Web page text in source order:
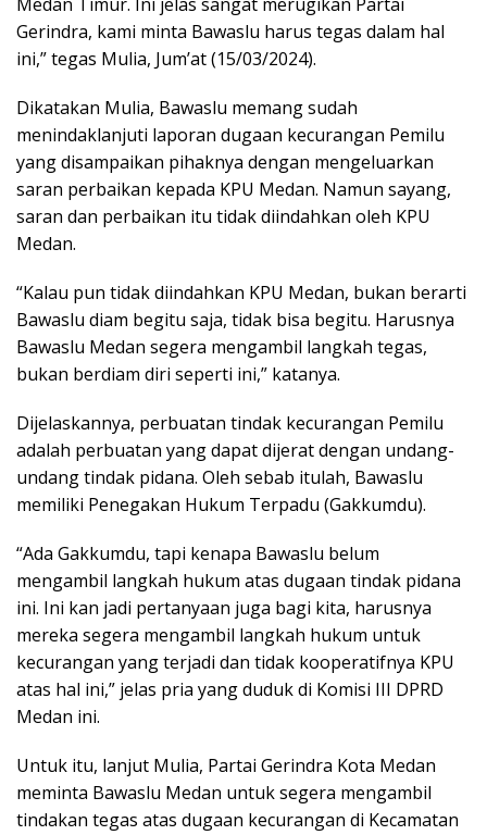
Gerindra, kami minta Bawaslu harus tegas dalam hal
ini,” tegas Mulia, Jum’at (15/03/2024).
Dikatakan Mulia, Bawaslu memang sudah
menindaklanjuti laporan dugaan kecurangan Pemilu
yang disampaikan pihaknya dengan mengeluarkan
saran perbaikan kepada KPU Medan. Namun sayang,
saran dan perbaikan itu tidak diindahkan oleh KPU
Medan.
“Kalau pun tidak diindahkan KPU Medan, bukan berarti
Bawaslu diam begitu saja, tidak bisa begitu. Harusnya
Bawaslu Medan segera mengambil langkah tegas,
bukan berdiam diri seperti ini,” katanya.
Dijelaskannya, perbuatan tindak kecurangan Pemilu
adalah perbuatan yang dapat dijerat dengan undang-
undang tindak pidana. Oleh sebab itulah, Bawaslu
memiliki Penegakan Hukum Terpadu (Gakkumdu).
“Ada Gakkumdu, tapi kenapa Bawaslu belum
mengambil langkah hukum atas dugaan tindak pidana
ini. Ini kan jadi pertanyaan juga bagi kita, harusnya
mereka segera mengambil langkah hukum untuk
kecurangan yang terjadi dan tidak kooperatifnya KPU
atas hal ini,” jelas pria yang duduk di Komisi III DPRD
Medan ini.
Untuk itu, lanjut Mulia, Partai Gerindra Kota Medan
meminta Bawaslu Medan untuk segera mengambil
tindakan tegas atas dugaan kecurangan di Kecamatan